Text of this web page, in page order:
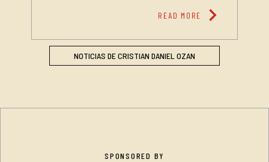
READ MORE chevron_right
NOTICIAS DE CRISTIAN DANIEL OZAN
SPONSORED BY